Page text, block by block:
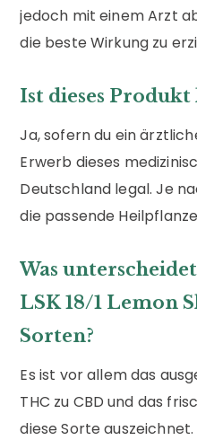
jedoch mit einem Arzt
die beste Wirkung zu
Ist dieses
Ja, sofern du ein
Erwerb dieses
Deutschland legal. Je
die passende
Was
LSK 18/1 Lemon
Sorten?
Es ist vor allem das
THC zu CBD und das
diese Sorte